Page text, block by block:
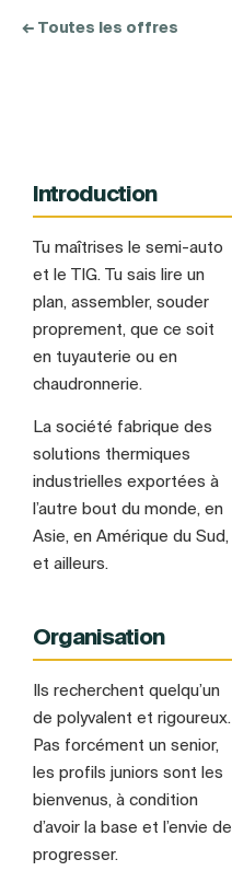
← Toutes les offres
Introduction
Tu maîtrises le semi-auto
et le TIG. Tu sais lire un
plan, assembler, souder
proprement, que ce soit
en tuyauterie ou en
chaudronnerie.
La société fabrique des
solutions thermiques
industrielles exportées à
l’autre bout du monde, en
Asie, en Amérique du Sud,
et ailleurs.
Organisation
Ils recherchent quelqu’un
de polyvalent et rigoureux.
Pas forcément un senior,
les profils juniors sont les
bienvenus, à condition
d’avoir la base et l’envie de
progresser.